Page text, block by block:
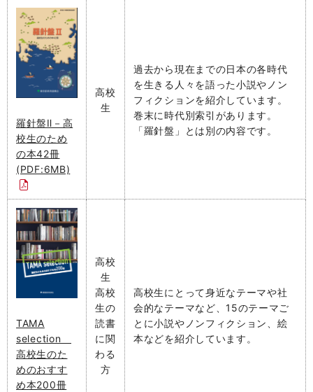
羅針盤Ⅱ－高
校生のため
の本42冊
(PDF:6MB)
高校
生
過去から現在までの日本の各時代
を生きる人々を語った小説やノン
フィクションを紹介しています。
巻末に時代別索引があります。
「羅針盤」とは別の内容です。
TAMA
selection
高校生のた
めのおすす
め本200冊
高校
生
高校
生の
読書
に関
わる
方
高校生にとって身近なテーマや社
会的なテーマなど、15のテーマご
とに小説やノンフィクション、絵
本などを紹介しています。